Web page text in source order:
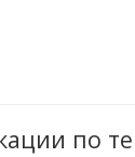
по